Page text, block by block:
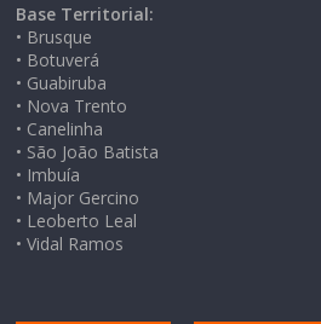
Base Territorial:
• Brusque
• Botuverá
• Guabiruba
• Nova Trento
• Canelinha
• São João Batista
• Imbuía
• Major Gercino
• Leoberto Leal
• Vidal Ramos